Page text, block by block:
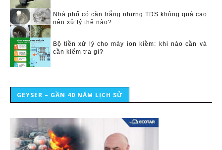
Nhà phố có cặn trắng nhưng TDS không quá cao
nên xử lý thế nào?
Bộ tiền xử lý cho máy ion kiềm: khi nào cần và
cần kiểm tra gì?
GEYSER – GẦN 40 NĂM LỊCH SỬ